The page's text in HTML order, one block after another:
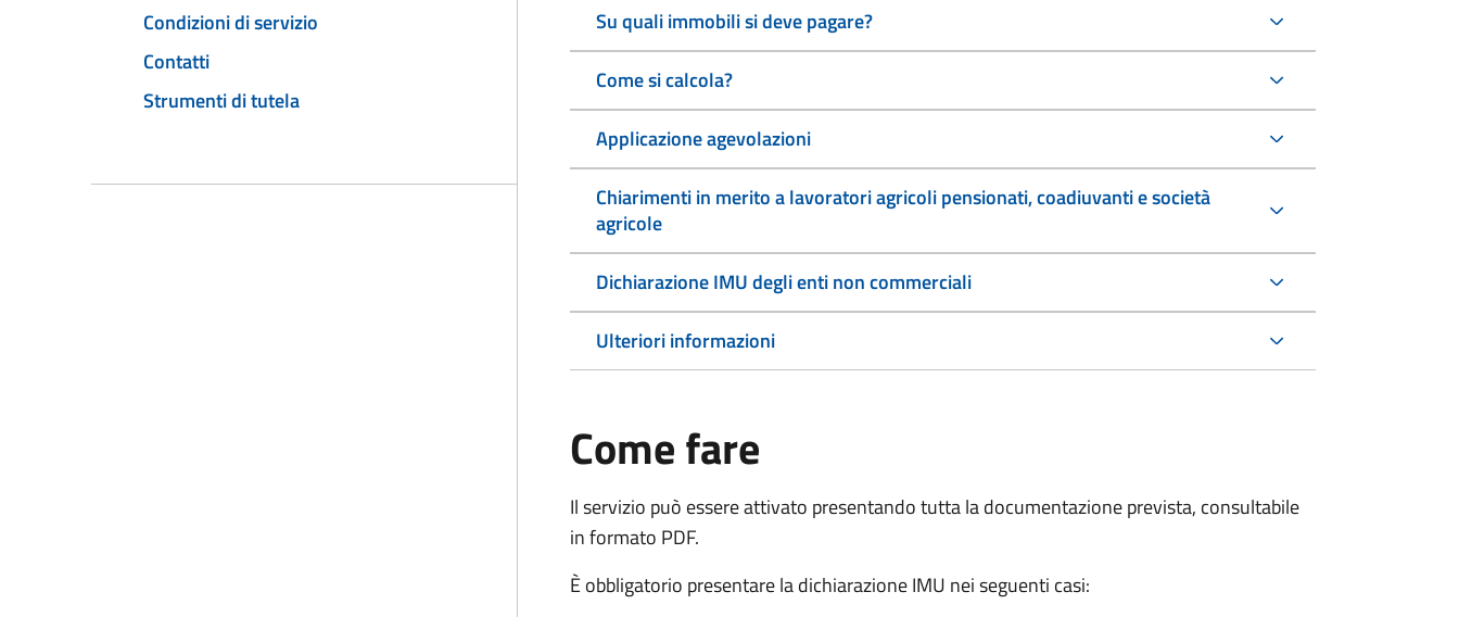
Condizioni di servizio
Contatti
Strumenti di tutela
Su quali immobili si deve pagare?
Come si calcola?
Applicazione agevolazioni
Chiarimenti in merito a lavoratori agricoli pensionati, coadiuvanti e società
agricole
Dichiarazione IMU degli enti non commerciali
Ulteriori informazioni
Come fare
Il servizio può essere attivato presentando tutta la documentazione prevista, consultabile
in formato PDF.
È obbligatorio presentare la dichiarazione IMU nei seguenti casi: